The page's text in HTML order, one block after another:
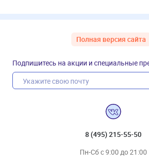
Полная версия сайта
Подпишитесь на акции и специальные
8 (495) 215-55-50
Пн-Сб с 9:00 до 21:00